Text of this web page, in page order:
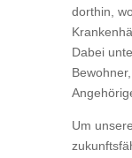
dorthin,
Dabei
Um